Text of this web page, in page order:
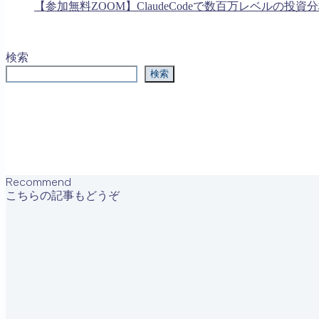
【参加無料ZOOM】ClaudeCodeで数百万レベルの投資
検索
検索
Recommend
こちらの記事もどうぞ